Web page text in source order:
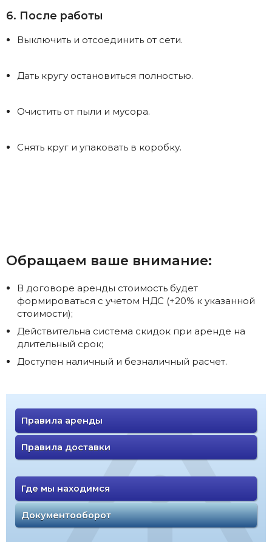
6. После работы
Выключить и отсоединить от сети.
Дать кругу остановиться полностью.
Очистить от пыли и мусора.
Снять круг и упаковать в коробку.
Обращаем ваше внимание:
В договоре аренды стоимость будет
формироваться с учетом НДС (+20% к указанной
стоимости);
Действительна система скидок при аренде на
длительный срок;
Доступен наличный и безналичный расчет.
Правила аренды
Правила доставки
Где мы находимся
Документооборот